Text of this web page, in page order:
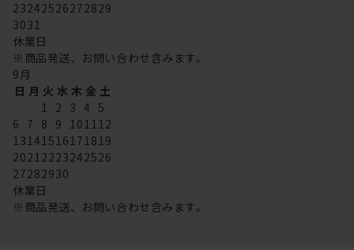
23242526272829
3031
休業日
※商品発送、お問い合わせ含みます。
9月
日 月 火 水 木 金 土
1 2 3 4 5
6 7 8 9 101112
13141516171819
20212223242526
27282930
休業日
※商品発送、お問い合わせ含みます。